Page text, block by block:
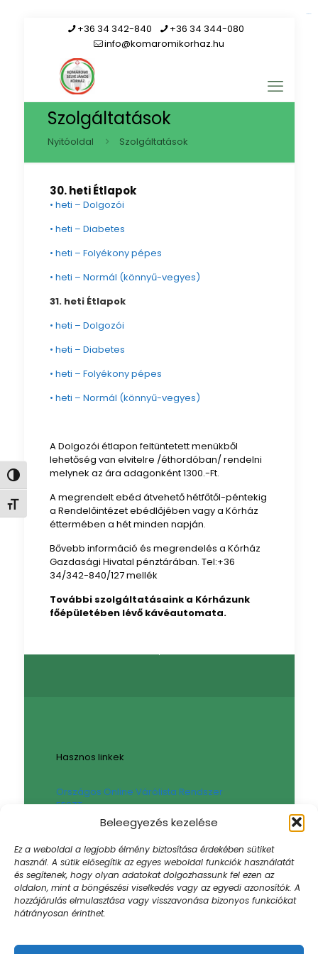
Beleegyezés kezelése
Ez a weboldal a legjobb élmény biztosítása érdekében sütiket
használ. A sütik elősegítik az egyes weboldal funkciók használatát
és segítenek, hogy olyan adatokat dolgozhassunk fel ezen az
oldalon, mint a böngészési viselkedés vagy az egyedi azonosítók. A
hozzájárulás elmulasztása vagy visszavonása bizonyos funkciókat
hátrányosan érinthet.
Nagy kontraszt váltása
Betűméret váltása
+36 34 342-840
+36 34 344-080
info@komaromikorhaz.hu
Szolgáltatások
Nyitóoldal Szolgáltatások
30. hetiÉtlapok
• heti – Dolgozói
• heti – Diabetes
• heti – Folyékony pépes
• heti – Normál (könnyű-vegyes)
31. heti Étlapok
• heti – Dolgozói
• heti – Diabetes
• heti – Folyékony pépes
• heti – Normál (könnyű-vegyes)
A Dolgozói étlapon feltüntetett menükből
lehetőség van elvitelre /éthordóban/ rendelni
melynek az ára adagonként 1300.-Ft.
A megrendelt ebéd átvehető hétfőtől-péntekig
a Rendelőintézet ebédlőjében vagy a Kórház
éttermében a hét minden napján.
Bővebb információ és megrendelés a Kórház
Gazdasági Hivatal pénztárában. Tel:+36
34/342-840/127 mellék
További szolgáltatásaink a Kórházunk
főépületében lévő kávéautomata.
Hasznos linkek
Országos Online Várólista Rendszer
EESZT
Háziorvosi körzetek – Komárom-Eszterom
Háziorvosi ügyelet – Komárom-Esztergom
Vármegye
Gyógyszertári ügyelet – Komárom-
Esztergom Vármegye
Sajtókapcsolat, Sajtószoba